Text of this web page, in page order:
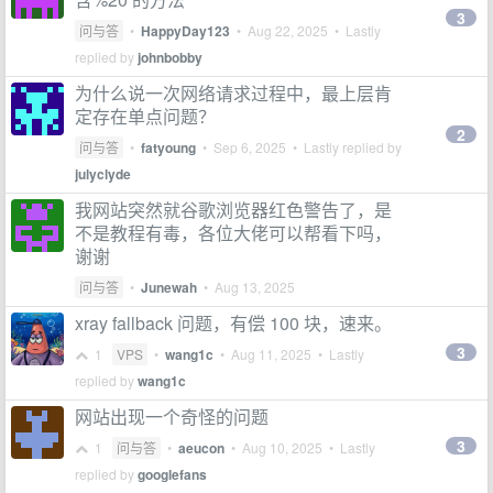
问与答 • HappyDay123 • Aug 22, 2025 • Lastly
replied by johnbobby
3
为什么说一次网络请求过程中，最上层肯
定存在单点问题？
问与答 • fatyoung • Sep 6, 2025 • Lastly replied by
julyclyde
2
我网站突然就谷歌浏览器红色警告了，是
不是教程有毒，各位大佬可以帮看下吗，
谢谢
问与答 • Junewah • Aug 13, 2025
xray fallback 问题，有偿 100 块，速来。
1 VPS • wang1c • Aug 11, 2025 • Lastly
replied bywang1c
3
网站出现一个奇怪的问题
1 问与答 • aeucon • Aug 10, 2025 • Lastly
replied bygooglefans
3